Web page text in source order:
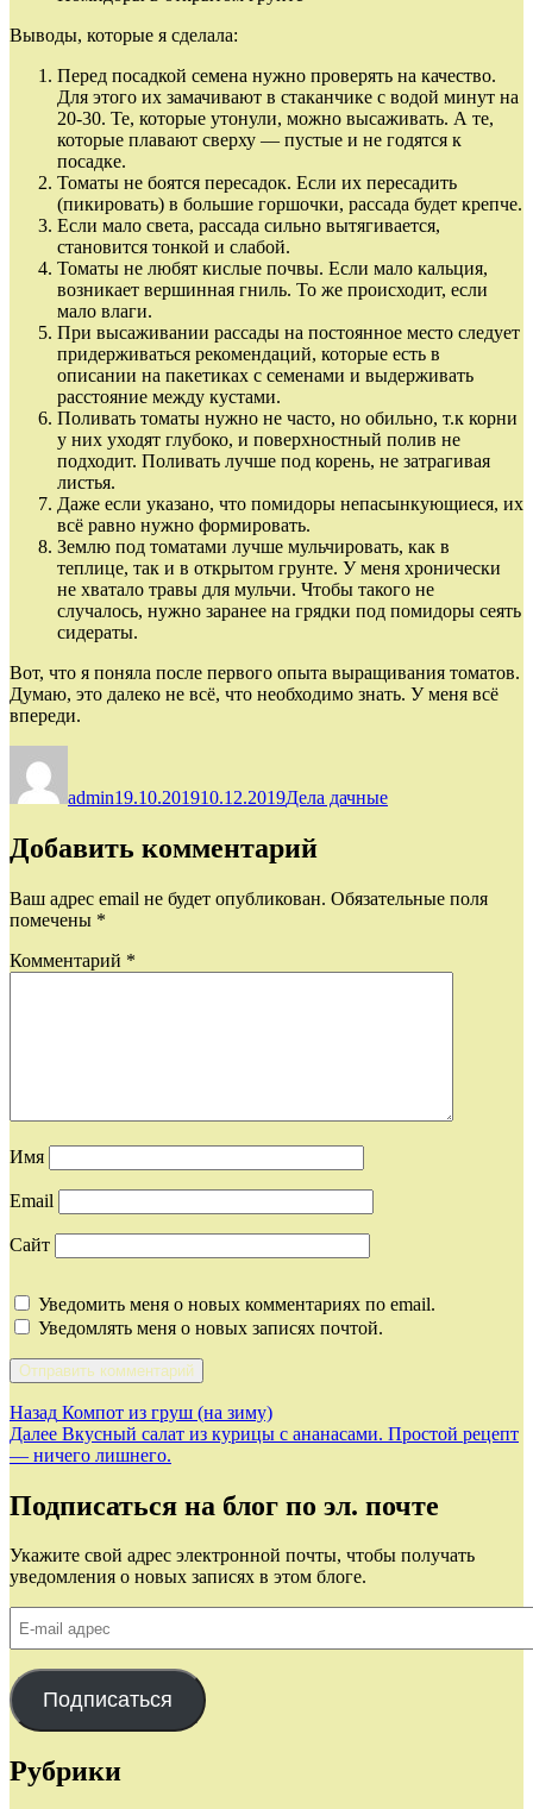
Выводы, которые я сделала:
Перед посадкой семена нужно проверять на качество.
Для этого их замачивают в стаканчике с водой минут на
20-30. Те, которые утонули, можно высаживать. А те,
которые плавают сверху — пустые и не годятся к
посадке.
Томаты не боятся пересадок. Если их пересадить
(пикировать) в большие горшочки, рассада будет крепче.
Если мало света, рассада сильно вытягивается,
становится тонкой и слабой.
Томаты не любят кислые почвы. Если мало кальция,
возникает вершинная гниль. То же происходит, если
мало влаги.
При высаживании рассады на постоянное место следует
придерживаться рекомендаций, которые есть в
описании на пакетиках с семенами и выдерживать
расстояние между кустами.
Поливать томаты нужно не часто, но обильно, т.к корни
у них уходят глубоко, и поверхностный полив не
подходит. Поливать лучше под корень, не затрагивая
листья.
Даже если указано, что помидоры непасынкующиеся, их
всё равно нужно формировать.
Землю под томатами лучше мульчировать, как в
теплице, так и в открытом грунте. У меня хронически
не хватало травы для мульчи. Чтобы такого не
случалось, нужно заранее на грядки под помидоры сеять
сидераты.
Вот, что я поняла после первого опыта выращивания томатов.
Думаю, это далеко не всё, что необходимо знать. У меня всё
впереди.
admin19.10.201910.12.2019Дела дачные
Добавить комментарий
Ваш адрес email не будет опубликован. Обязательные поля
помечены *
Комментарий *
Имя
Email
Сайт
Уведомить меня о новых комментариях по email.
Уведомлять меня о новых записях почтой.
Навигация
по
Назад Предыдущая
запись:
Компот из груш (на зиму)
Далее Следующая
запись:
Вкусный салат из курицы с ананасами. Простой рецепт
— ничего лишнего.
Подписаться на блог по эл. почте
Укажите свой адрес электронной почты, чтобы получать
уведомления о новых записях в этом блоге.
mail
Подписаться
Рубрики